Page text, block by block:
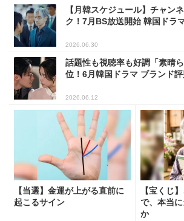
【月韓スケジュール】チャン
ク！7月BS放送開始 韓国ドラ
2026.06.30
話題性も視聴率も好調「素晴
位！6月韓国ドラマ ブランド
2026.06.12
【当選】金運が上がる直前に
起こるサイン
【宝くじ
で、本当
か